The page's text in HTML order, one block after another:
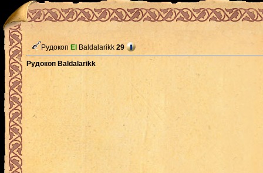
Рудокоп El Baldalarikk 29
Рудокоп Baldalarikk